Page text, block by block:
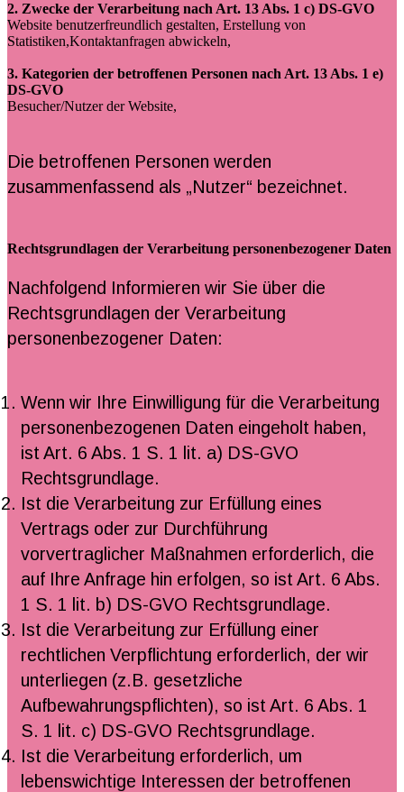
2. Zwecke der Verarbeitung nach Art. 13 Abs. 1 c) DS-GVO
Website benutzerfreundlich gestalten, Erstellung von
Statistiken,Kontaktanfragen abwickeln,
3. Kategorien der betroffenen Personen nach Art. 13 Abs. 1 e)
DS-GVO
Besucher/Nutzer der Website,
Die betroffenen Personen werden
zusammenfassend als „Nutzer“ bezeichnet.
Rechtsgrundlagen der Verarbeitung personenbezogener Daten
Nachfolgend Informieren wir Sie über die
Rechtsgrundlagen der Verarbeitung
personenbezogener Daten:
Wenn wir Ihre Einwilligung für die Verarbeitung
personenbezogenen Daten eingeholt haben,
ist Art. 6 Abs. 1 S. 1 lit. a) DS-GVO
Rechtsgrundlage.
Ist die Verarbeitung zur Erfüllung eines
Vertrags oder zur Durchführung
vorvertraglicher Maßnahmen erforderlich, die
auf Ihre Anfrage hin erfolgen, so ist Art. 6 Abs.
1 S. 1 lit. b) DS-GVO Rechtsgrundlage.
Ist die Verarbeitung zur Erfüllung einer
rechtlichen Verpflichtung erforderlich, der wir
unterliegen (z.B. gesetzliche
Aufbewahrungspflichten), so ist Art. 6 Abs. 1
S. 1 lit. c) DS-GVO Rechtsgrundlage.
Ist die Verarbeitung erforderlich, um
lebenswichtige Interessen der betroffenen